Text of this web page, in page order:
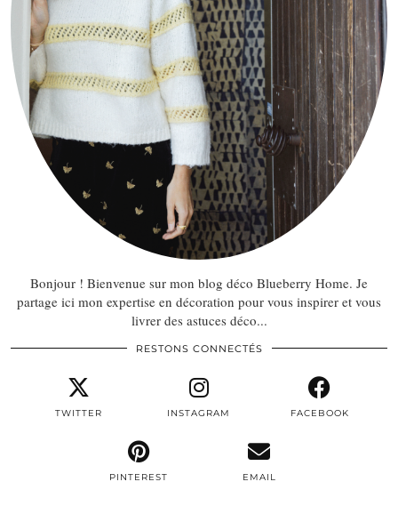
Bonjour ! Bienvenue sur mon blog déco Blueberry Home. Je
partage ici mon expertise en décoration pour vous inspirer et vous
livrer des astuces déco...
RESTONS CONNECTÉS
TWITTER INSTAGRAM FACEBOOK
PINTEREST EMAIL